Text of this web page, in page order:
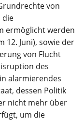
von
die
ermöglicht werden
12. Juni), sowie der
von Flucht
des
alarmierendes
dessen Politik
nicht mehr über
um die